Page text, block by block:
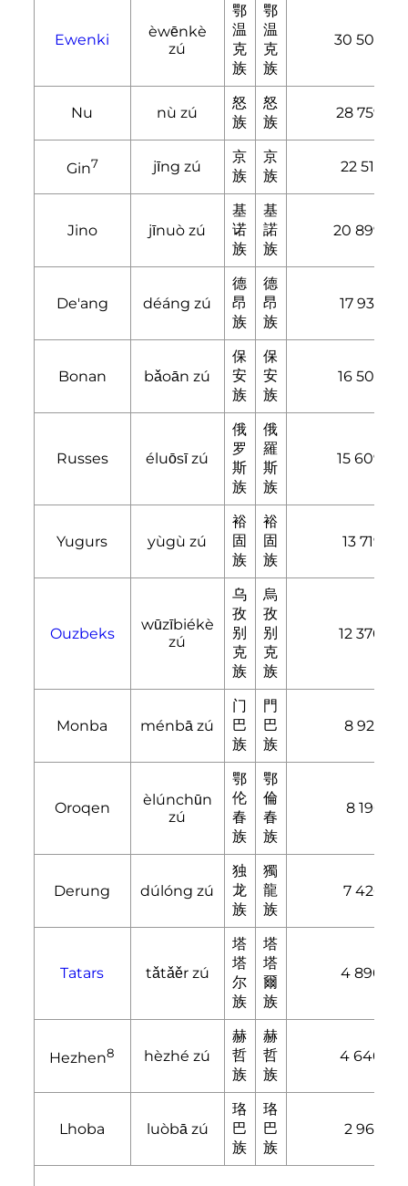
Ewenki
èwēnkè
zú
鄂
温
克
族
鄂
温
克
族
30 505
Nu nù zú
怒
族
怒
族
28 759
Gin7 jīng zú
京
族
京
族
22 517
Jino jīnuò zú
基
诺
族
基
諾
族
20 899
De'ang déáng zú
德
昂
族
德
昂
族
17 935
Bonan bǎoān zú
保
安
族
保
安
族
16 505
Russes éluōsī zú
俄
罗
斯
族
俄
羅
斯
族
15 609
Yugurs yùgù zú
裕
固
族
裕
固
族
13 719
Ouzbeks
wūzībiékè
zú
乌
孜
别
克
族
烏
孜
别
克
族
12 370
Monba ménbā zú
门
巴
族
門
巴
族
8 923
Oroqen
èlúnchūn
zú
鄂
伦
春
族
鄂
倫
春
族
8 196
Derung dúlóng zú
独
龙
族
獨
龍
族
7 426
Tatars tǎtǎěr zú
塔
塔
尔
族
塔
塔
爾
族
4 890
Hezhen8 hèzhé zú
赫
哲
族
赫
哲
族
4 640
Lhoba luòbā zú
珞
巴
族
珞
巴
族
2 965